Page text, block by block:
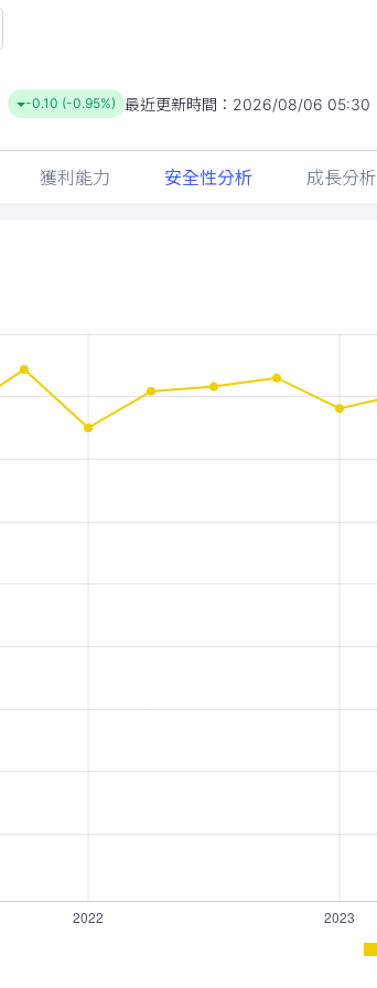
-0.10 (-0.95%) 最近更新時間： 2026/08/06 05:30
獲利能力 安全性分析 成長分析